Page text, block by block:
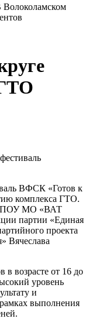
Волоколамском
ВФСК «Готов к
комплекса ГТО.
МО «ВАТ
партии «Единая
проекта
Вячеслава
в возрасте от 16 до
уровень
и
выполнения